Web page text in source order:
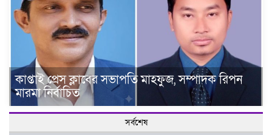
কাপ্তাই প্রেস ক্লাবের সভাপতি মাহফুজ, সম্পাদক রিপন
মারমা নির্বাচিত
সর্বশেষ